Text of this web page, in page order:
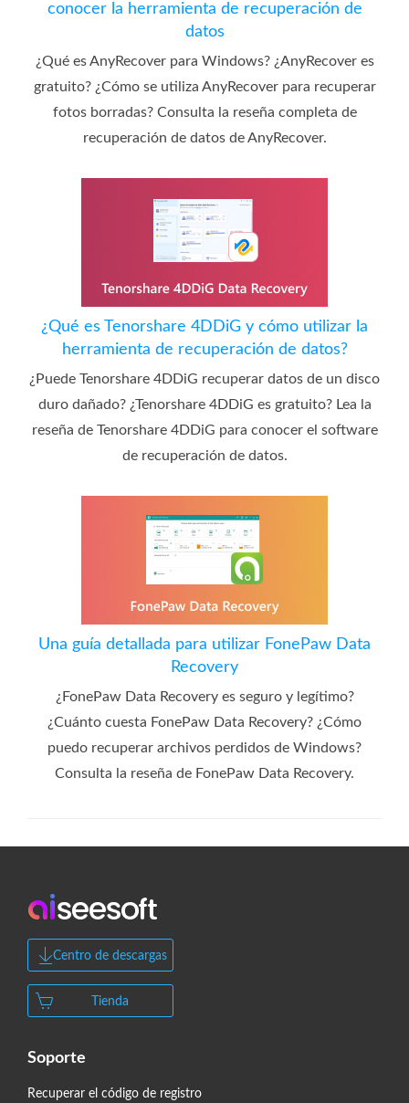
conocer la herramienta de recuperación de
datos
¿Qué es AnyRecover para Windows? ¿AnyRecover es
gratuito? ¿Cómo se utiliza AnyRecover para recuperar
fotos borradas? Consulta la reseña completa de
recuperación de datos de AnyRecover.
¿Qué es Tenorshare 4DDiG y cómo utilizar la
herramienta de recuperación de datos?
¿Puede Tenorshare 4DDiG recuperar datos de un disco
duro dañado? ¿Tenorshare 4DDiG es gratuito? Lea la
reseña de Tenorshare 4DDiG para conocer el software
de recuperación de datos.
Una guía detallada para utilizar FonePaw Data
Recovery
¿FonePaw Data Recovery es seguro y legítimo?
¿Cuánto cuesta FonePaw Data Recovery? ¿Cómo
puedo recuperar archivos perdidos de Windows?
Consulta la reseña de FonePaw Data Recovery.
Centro de descargas
Tienda
Soporte
Recuperar el código de registro